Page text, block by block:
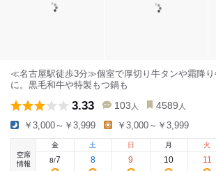
≪名古屋駅徒歩3分≫個室で厚切り牛タンや霜降り
に。黒毛和牛や特製もつ鍋も
3.33 103 人 4589 人
￥3,000～￥3,999 ￥3,000～￥3,999
空席
情報
金
8/7
土
8
日
9
月
10
火
11